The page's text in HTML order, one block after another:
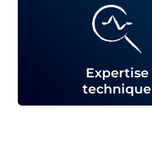
Expertise
technique